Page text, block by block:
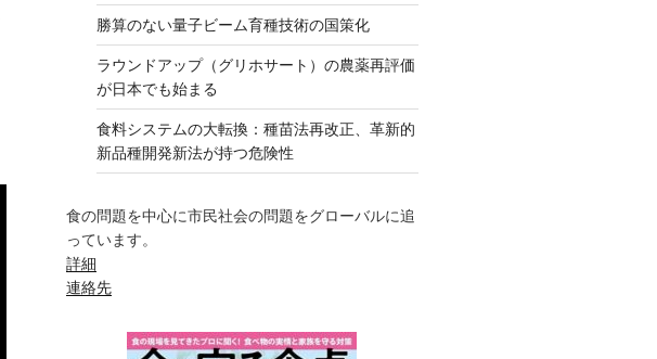
勝算のない量子ビーム育種技術の国策化
ラウンドアップ（グリホサート）の農薬再評価
が日本でも始まる
食料システムの大転換：種苗法再改正、革新的
新品種開発新法が持つ危険性
食の問題を中心に市民社会の問題をグローバルに追
っています。
詳細
連絡先